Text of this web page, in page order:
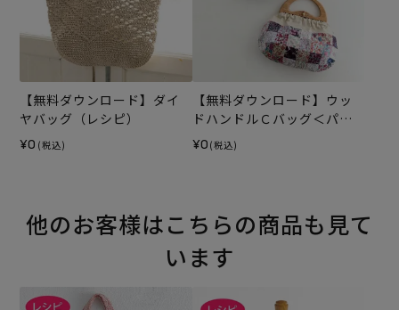
【無料ダウンロード】ダイ
ヤバッグ（レシピ）
¥0 (税込)
【無料ダウンロード】ウッ
ドハンドルＣバッグ＜パッ
チワーク＞（レシピ）
¥0 (税込)
他のお客様はこちらの商品も見て
います